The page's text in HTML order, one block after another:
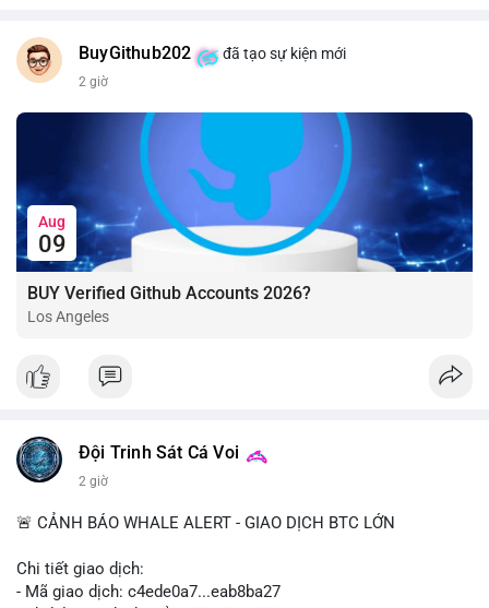
BuyGithub202 đã tạo sự kiện mới
2 giờ
Aug
09
BUY Verified Github Accounts 2026?
Los Angeles
Đội Trinh Sát Cá Voi
2 giờ
🚨 CẢNH BÁO WHALE ALERT - GIAO DỊCH BTC LỚN
Chi tiết giao dịch:
- Mã giao dịch: c4ede0a7...eab8ba27